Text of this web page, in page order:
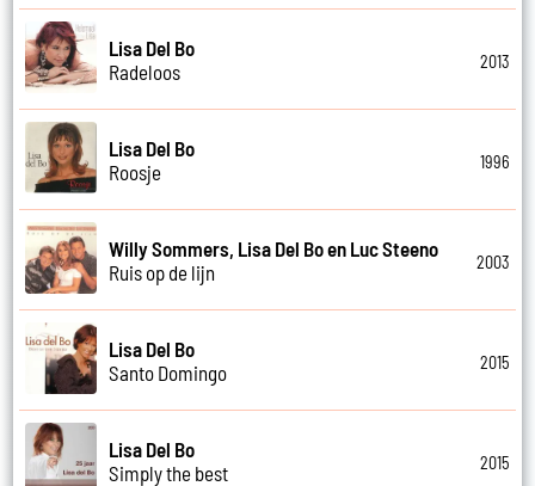
Lisa Del Bo
Radeloos
2013
Lisa Del Bo
Roosje
1996
Willy Sommers, Lisa Del Bo en Luc Steeno
Ruis op de lijn
2003
Lisa Del Bo
Santo Domingo
2015
Lisa Del Bo
Simply the best
2015